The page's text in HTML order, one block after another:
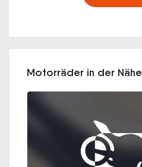
Motorräder in der Nähe